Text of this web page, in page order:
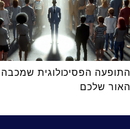
התופעה הפסיכולוגית
האור שלכם